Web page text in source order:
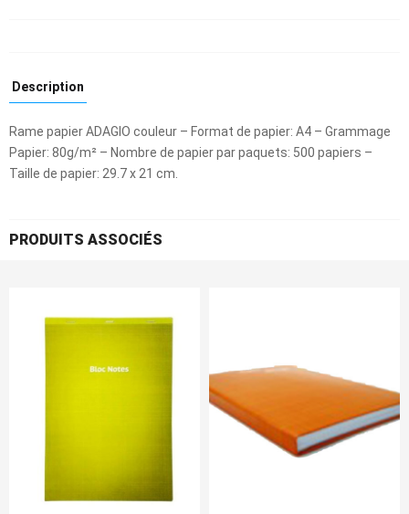
Description
Rame papier ADAGIO couleur – Format de papier: A4 – Grammage
Papier: 80g/m² – Nombre de papier par paquets: 500 papiers –
Taille de papier: 29.7 x 21 cm.
PRODUITS ASSOCIÉS